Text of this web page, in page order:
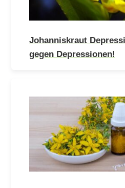
Johanniskraut
gegen Depressionen!